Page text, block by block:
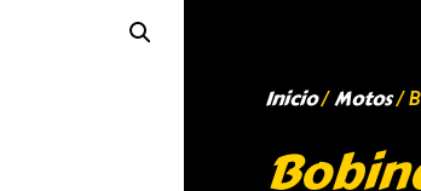
Inicio/Motos/